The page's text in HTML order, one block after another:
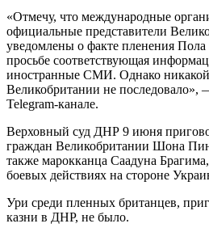
«Отмечу, что международные
официальные представители
уведомлены о факте пленения
просьбе соответствующая
иностранные СМИ. Однако
Великобритании не последовало»,
Telegram-канале.
Верховный суд ДНР 9 июня
граждан Великобритании Шона
также марокканца Саадуна
боевых действиях на стороне
Ури среди пленных британцев,
казни в ДНР, не было.